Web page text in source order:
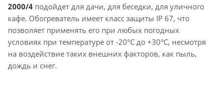
2000/4 подойдет для дачи, для беседки, для уличного
кафе. Обогреватель имеет класс защиты IP 67, что
позволяет применять его при любых погодных
условиях при температуре от -20°C до +30°C, несмотря
на воздействие таких внешних факторов, как пыль,
дождь и снег.